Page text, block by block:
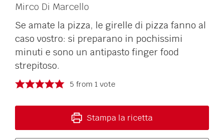
Mirco Di Marcello
Se amate la pizza, le girelle di pizza fanno al
caso vostro: si preparano in pochissimi
minuti e sono un antipasto finger food
strepitoso.
5 from 1 vote
Stampa la ricetta